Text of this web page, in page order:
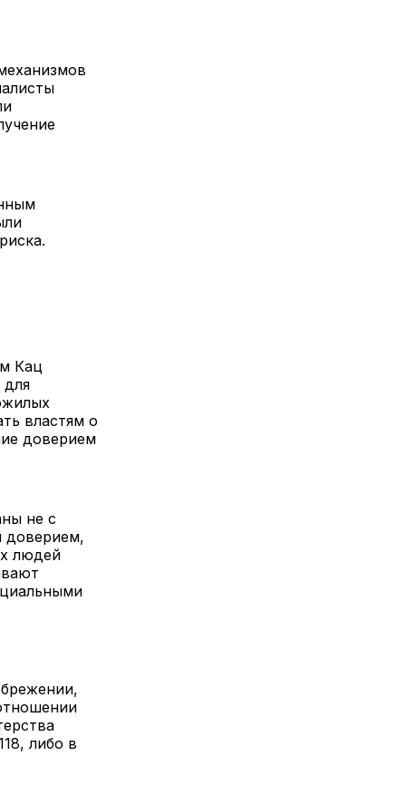
Кац
для
властям о
доверием
не с
доверием,
людей
либо в